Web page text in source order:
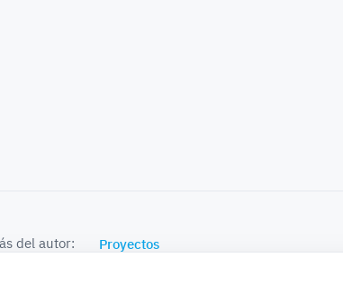
del autor: Proyectos